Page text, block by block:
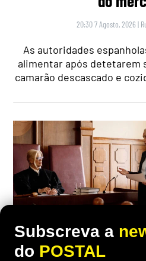
20:30 7 Agosto, 2026 |
As autoridades
alimentar após detetarem
camarão descascado e
Subscreva a
do POSTAL